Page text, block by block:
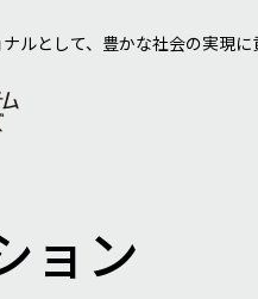
ルとして、豊かな社会の実現に
ョン